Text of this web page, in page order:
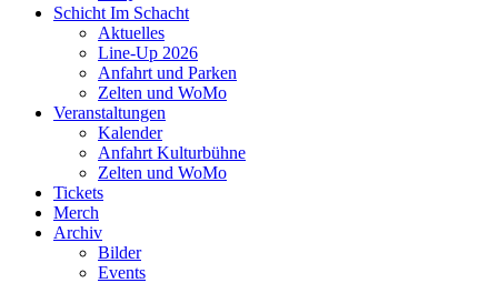
Schicht Im Schacht
Aktuelles
Line-Up 2026
Anfahrt und Parken
Zelten und WoMo
Veranstaltungen
Kalender
Anfahrt Kulturbühne
Zelten und WoMo
Tickets
Merch
Archiv
Bilder
Events